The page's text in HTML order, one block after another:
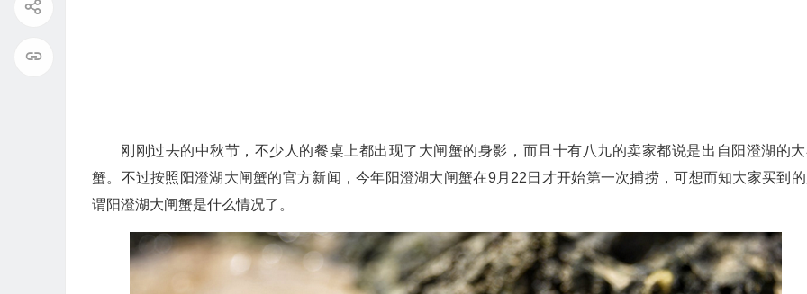
刚刚过去的中秋节，不少人的餐桌上都出现了大闸蟹的身影，而且十有八九的卖家都说是出自阳澄湖的
蟹。不过按照阳澄湖大闸蟹的官方新闻，今年阳澄湖大闸蟹在9月22日才开始第一次捕捞，可想而知大家买到
谓阳澄湖大闸蟹是什么情况了。